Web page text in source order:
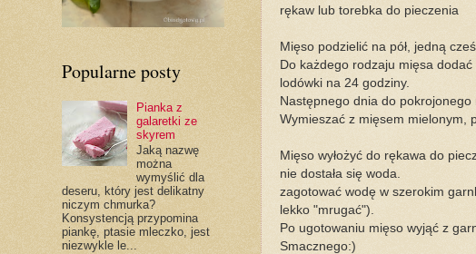
rękaw lub torebka do pieczenia
Mięso podzielić na pół, jedną
Do każdego rodzaju mięsa
lodówki na 24 godziny.
Następnego dnia do
Wymieszać z mięsem mielonym,
Mięso wyłożyć do rękawa do
nie dostała się woda.
zagotować wodę w szerokim
lekko "mrugać").
Po ugotowaniu mięso wyjąć z
Smacznego:)
Popularne posty
Pianka z
galaretki ze
skyrem
Jaką nazwę
można
wymyślić dla
deseru, który jest delikatny
niczym chmurka?
Konsystencją przypomina
piankę, ptasie mleczko, jest
niezwykle le...